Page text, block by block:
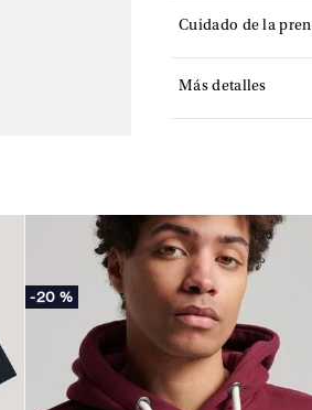
Cuidado de la
Más detalles
-20 %